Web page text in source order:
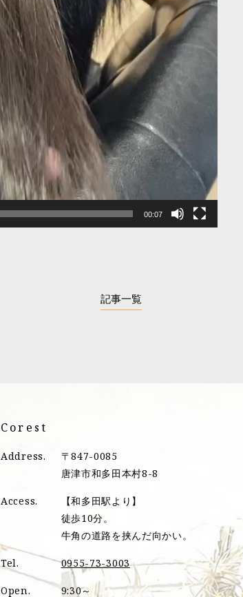
00:07
記事一覧
Corest
Address.
〒847-0085
唐津市和多田本村8-8
Access.
【和多田駅より】
徒歩10分。
牛角の道路を挟んだ向かい。
Tel. 0955-73-3003
Open. 9:30～